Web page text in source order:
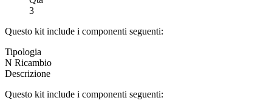
3
Questo kit include i componenti seguenti:
Tipologia
N Ricambio
Descrizione
Questo kit include i componenti seguenti: